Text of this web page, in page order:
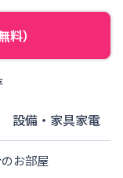
）
設備・家具家電
お部屋